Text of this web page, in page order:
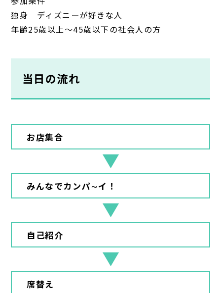
独身 ディズニーが好きな人
年齢25歳以上～45歳以下の社会人の方
当日の流れ
お店集合
みんなでカンパ∼イ！
自己紹介
席替え